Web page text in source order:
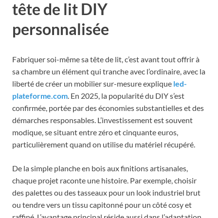
tête de lit DIY
personnalisée
Fabriquer soi-même sa tête de lit, c’est avant tout offrir à
sa chambre un élément qui tranche avec l’ordinaire, avec la
liberté de créer un mobilier sur-mesure explique led-
plateforme.com . En 2025, la popularité du DIY s’est
confirmée, portée par des économies substantielles et des
démarches responsables. L’investissement est souvent
modique, se situant entre zéro et cinquante euros,
particulièrement quand on utilise du matériel récupéré.
De la simple planche en bois aux finitions artisanales,
chaque projet raconte une histoire. Par exemple, choisir
des palettes ou des tasseaux pour un look industriel brut
ou tendre vers un tissu capitonné pour un côté cosy et